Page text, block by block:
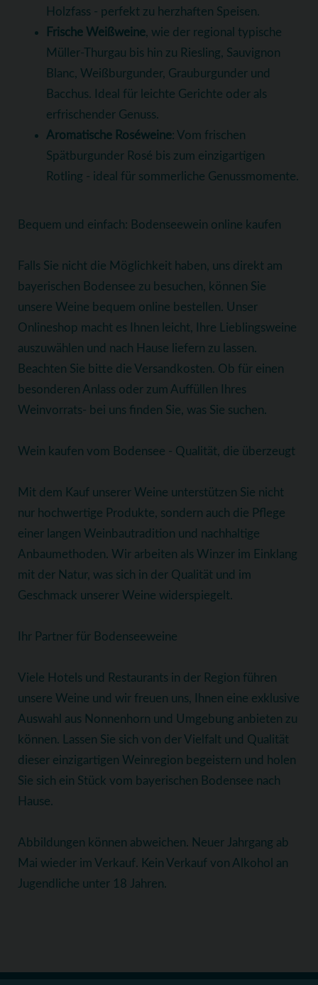
Holzfass - perfekt zu herzhaften Speisen.
Frische Weißweine, wie der regional typische
Müller-Thurgau bis hin zu Riesling, Sauvignon
Blanc, Weißburgunder, Grauburgunder und
Bacchus. Ideal für leichte Gerichte oder als
erfrischender Genuss.
Aromatische Roséweine: Vom frischen
Spätburgunder Rosé bis zum einzigartigen
Rotling - ideal für sommerliche Genussmomente.
Bequem und einfach: Bodenseewein online kaufen
Falls Sie nicht die Möglichkeit haben, uns direkt am
bayerischen Bodensee zu besuchen, können Sie
unsere Weine bequem online bestellen. Unser
Onlineshop macht es Ihnen leicht, Ihre Lieblingsweine
auszuwählen und nach Hause liefern zu lassen.
Beachten Sie bitte die Versandkosten. Ob für einen
besonderen Anlass oder zum Auffüllen Ihres
Weinvorrats- bei uns finden Sie, was Sie suchen.
Wein kaufen vom Bodensee - Qualität, die überzeugt
Mit dem Kauf unserer Weine unterstützen Sie nicht
nur hochwertige Produkte, sondern auch die Pflege
einer langen Weinbautradition und nachhaltige
Anbaumethoden. Wir arbeiten als Winzer im Einklang
mit der Natur, was sich in der Qualität und im
Geschmack unserer Weine widerspiegelt.
Ihr Partner für Bodenseeweine
Viele Hotels und Restaurants in der Region führen
unsere Weine und wir freuen uns, Ihnen eine exklusive
Auswahl aus Nonnenhorn und Umgebung anbieten zu
können. Lassen Sie sich von der Vielfalt und Qualität
dieser einzigartigen Weinregion begeistern und holen
Sie sich ein Stück vom bayerischen Bodensee nach
Hause.
Abbildungen können abweichen. Neuer Jahrgang ab
Mai wieder im Verkauf. Kein Verkauf von Alkohol an
Jugendliche unter 18 Jahren.